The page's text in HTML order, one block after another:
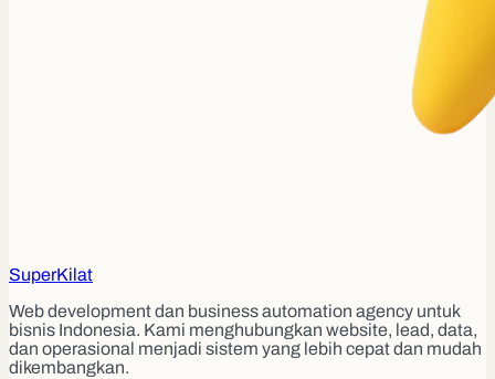
SuperKilat
Web development dan business automation agency untuk
bisnis Indonesia. Kami menghubungkan website, lead, data,
dan operasional menjadi sistem yang lebih cepat dan mudah
dikembangkan.